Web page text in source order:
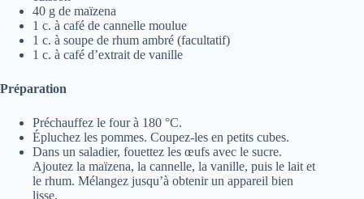
40 g de maïzena
1 c. à café de cannelle moulue
1 c. à soupe de rhum ambré (facultatif)
1 c. à café d’extrait de vanille
Préparation
Préchauffez le four à 180 °C.
Épluchez les pommes. Coupez-les en petits cubes.
Dans un saladier, fouettez les œufs avec le sucre.
Ajoutez la maïzena, la cannelle, la vanille, puis le lait et
le rhum. Mélangez jusqu’à obtenir un appareil bien
lisse.